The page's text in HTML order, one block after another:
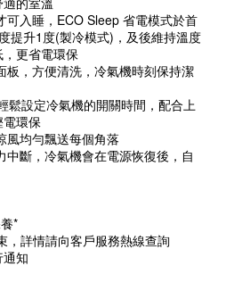
可入睡，ECO Sleep 省電模式於首
提升1度(製冷模式)，及後維持溫度
更省電環保
板，方便清洗，冷氣機時刻保持潔
鬆設定冷氣機的開關時間，配合上
環保
風均勻飄送每個角落
中斷，冷氣機會在電源恢復後，自
*
，詳情請向客戶服務熱線查詢
知